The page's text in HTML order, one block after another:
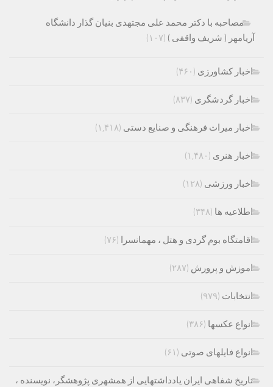
مصاحبه با دکتر محمد علی مجتهدی بنیان گذار دانشگاه
آریامهر ( شریف واقفی ) (۱۰۷)
اخبار کشاورزی (۴۶۰)
اخبار گردشگری (۸۳۷)
اخبار میراث فرهنگی و صنایع دستی (۱,۴۱۸)
اخبار هنری (۱,۴۸۰)
اخبار ورزشی (۱۲۸)
اطلاعیه ها (۳۴۸)
اقامتگاه بوم گردی و هتل ، مهمانسرا (۷۶)
اموزش و پرورش (۲۸۷)
انتخابات (۹۷۹)
انواع عکسها (۳۸۶)
انواع فایلهای صوتی (۶۱)
تاریخ شفاهی ایران یادداشتهایی از همشهری پژوهشگر، نویسنده ،